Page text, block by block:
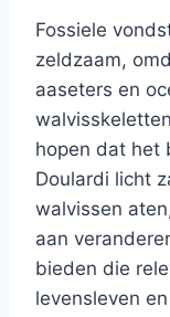
Fossiele
zeldzaam,
aaseters en
hopen dat het
Doulardi licht
walvissen
aan
bieden die
levensleven